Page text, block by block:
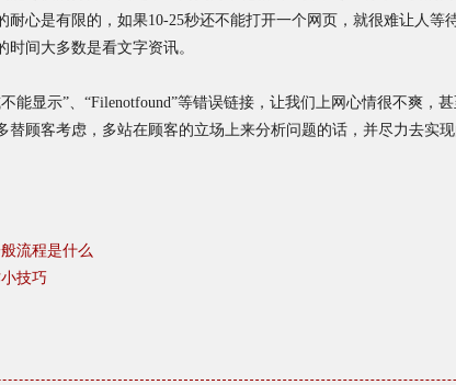
心是有限的，如果10-25秒还不能打开一个网页，就很难让人等
间大多数是看文字资讯。
能显示”、“Filenotfound”等错误链接，让我们上网心情很不爽，
替顾客考虑，多站在顾客的立场上来分析问题的话，并尽力去实
流程是什么
技巧